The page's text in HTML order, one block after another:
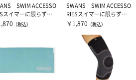
SWIM ACCESSO
スイマーに限らず、
ルスポーツ・プ...
（税込）
SWANS SWIM ACCESSO
RIESスイマーに限らず、
オールスポーツ・プ...
￥1,870 （税込）